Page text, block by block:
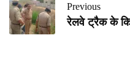
Previous
रेलवे ट्रैक के